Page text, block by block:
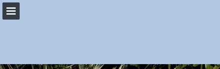
PDF herunterladen